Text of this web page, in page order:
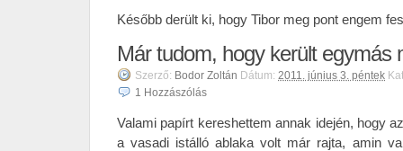
Később derült ki, hogy Tibor meg pont engem
Már tudom, hogy került egymás
Szerző: Bodor Zoltán Dátum: 2011. június 3. péntek
1 Hozzászólás
Valami papírt kereshettem annak idején, hogy
a vasadi istálló ablaka volt már rajta, amin